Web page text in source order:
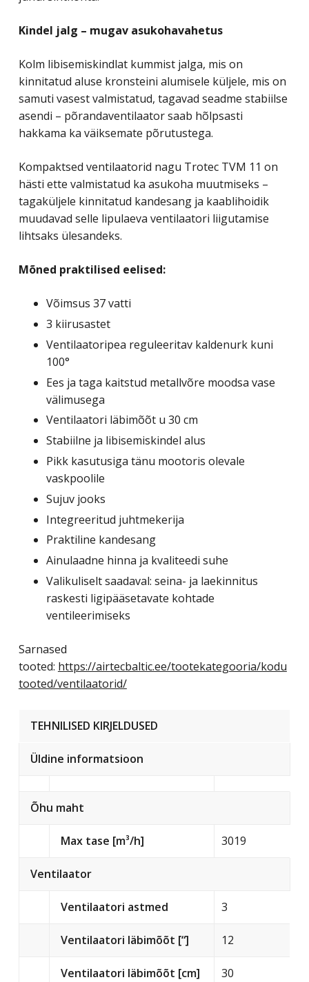
Kindel jalg – mugav asukohavahetus
Kolm libisemiskindlat kummist jalga, mis on
kinnitatud aluse kronsteini alumisele küljele, mis on
samuti vasest valmistatud, tagavad seadme stabiilse
asendi – põrandaventilaator saab hõlpsasti
hakkama ka väiksemate põrutustega.
Kompaktsed ventilaatorid nagu Trotec TVM 11 on
hästi ette valmistatud ka asukoha muutmiseks –
tagaküljele kinnitatud kandesang ja kaablihoidik
muudavad selle lipulaeva ventilaatori liigutamise
lihtsaks ülesandeks.
Mõned praktilised eelised:
Võimsus 37 vatti
3 kiirusastet
Ventilaatoripea reguleeritav kaldenurk kuni
100°
Ees ja taga kaitstud metallvõre moodsa vase
välimusega
Ventilaatori läbimõõt u 30 cm
Stabiilne ja libisemiskindel alus
Pikk kasutusiga tänu mootoris olevale
vaskpoolile
Sujuv jooks
Integreeritud juhtmekerija
Praktiline kandesang
Ainulaadne hinna ja kvaliteedi suhe
Valikuliselt saadaval: seina- ja laekinnitus
raskesti ligipääsetavate kohtade
ventileerimiseks
Sarnased
tooted: https://airtecbaltic.ee/tootekategooria/kodu
tooted/ventilaatorid/
TEHNILISED KIRJELDUSED
Üldine informatsioon
Õhu maht
Max tase [m³/h] 3019
Ventilaator
Ventilaatori astmed 3
Ventilaatori läbimõõt [“] 12
Ventilaatori läbimõõt [cm] 30